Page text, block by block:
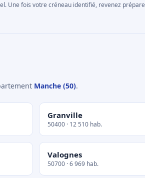
Une fois votre créneau identifié, revenez
Manche (50).
Granville
50400 · 12 510 hab.
Valognes
50700 · 6 969 hab.